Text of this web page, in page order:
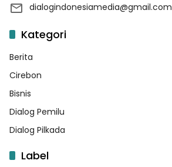
dialogindonesiamedia@gmail.com
Kategori
Berita
Cirebon
Bisnis
Dialog Pemilu
Dialog Pilkada
Label